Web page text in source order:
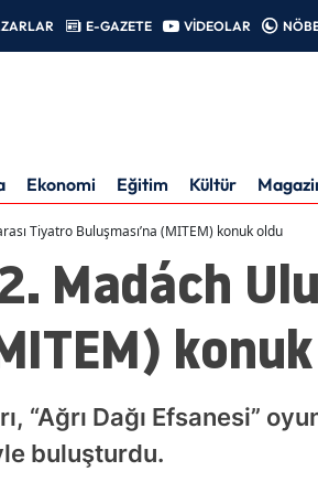
E-GAZETE VİDEOLAR
Ekonomi Eğitim Kültür
Tiyatro Buluşması’na (MITEM) konuk oldu
Madách
“Ağrı Dağı Efsanesi”
buluşturdu.